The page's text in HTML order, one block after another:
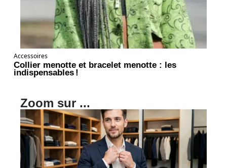
Accessoires
Collier menotte et bracelet menotte : les
indispensables !
Zoom sur ...